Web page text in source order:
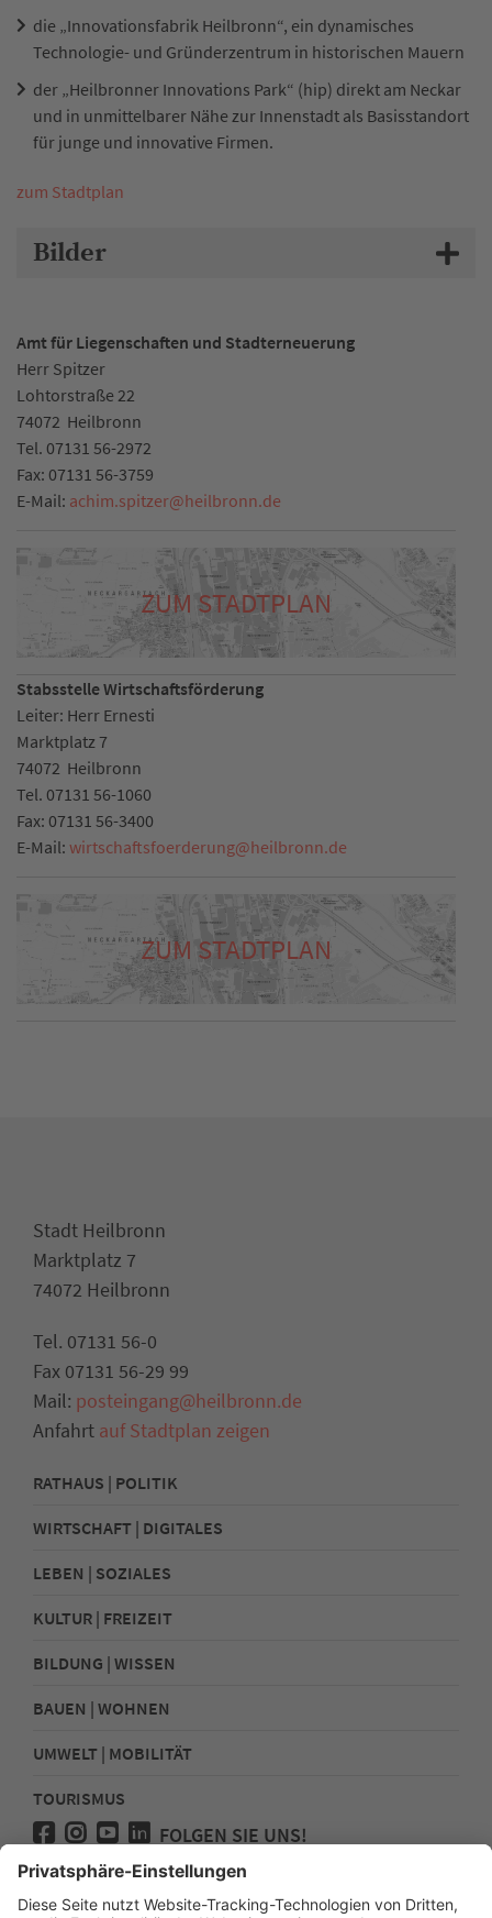
die „Innovationsfabrik Heilbronn“, ein dynamisches
Technologie- und Gründerzentrum in historischen Mauern
der „Heilbronner Innovations Park“ (hip) direkt am Neckar
und in unmittelbarer Nähe zur Innenstadt als Basisstandort
für junge und innovative Firmen.
zum Stadtplan
Bilder
Amt für Liegenschaften und Stadterneuerung
Herr Spitzer
Lohtorstraße 22
74072 Heilbronn
Tel. 07131 56-2972
Fax: 07131 56-3759
E-Mail: achim.spitzer@heilbronn.de
ZUM STADTPLAN
Stabsstelle Wirtschaftsförderung
Leiter: Herr Ernesti
Marktplatz 7
74072 Heilbronn
Tel. 07131 56-1060
Fax: 07131 56-3400
E-Mail: wirtschaftsfoerderung@heilbronn.de
ZUM STADTPLAN
Stadt Heilbronn
Marktplatz 7
74072 Heilbronn
Tel. 07131 56-0
Fax 07131 56-29 99
Mail: posteingang@heilbronn.de
Anfahrt auf Stadtplan zeigen
RATHAUS | POLITIK
WIRTSCHAFT | DIGITALES
LEBEN | SOZIALES
KULTUR | FREIZEIT
BILDUNG | WISSEN
BAUEN | WOHNEN
UMWELT | MOBILITÄT
TOURISMUS
FOLGEN SIE UNS!
Presse